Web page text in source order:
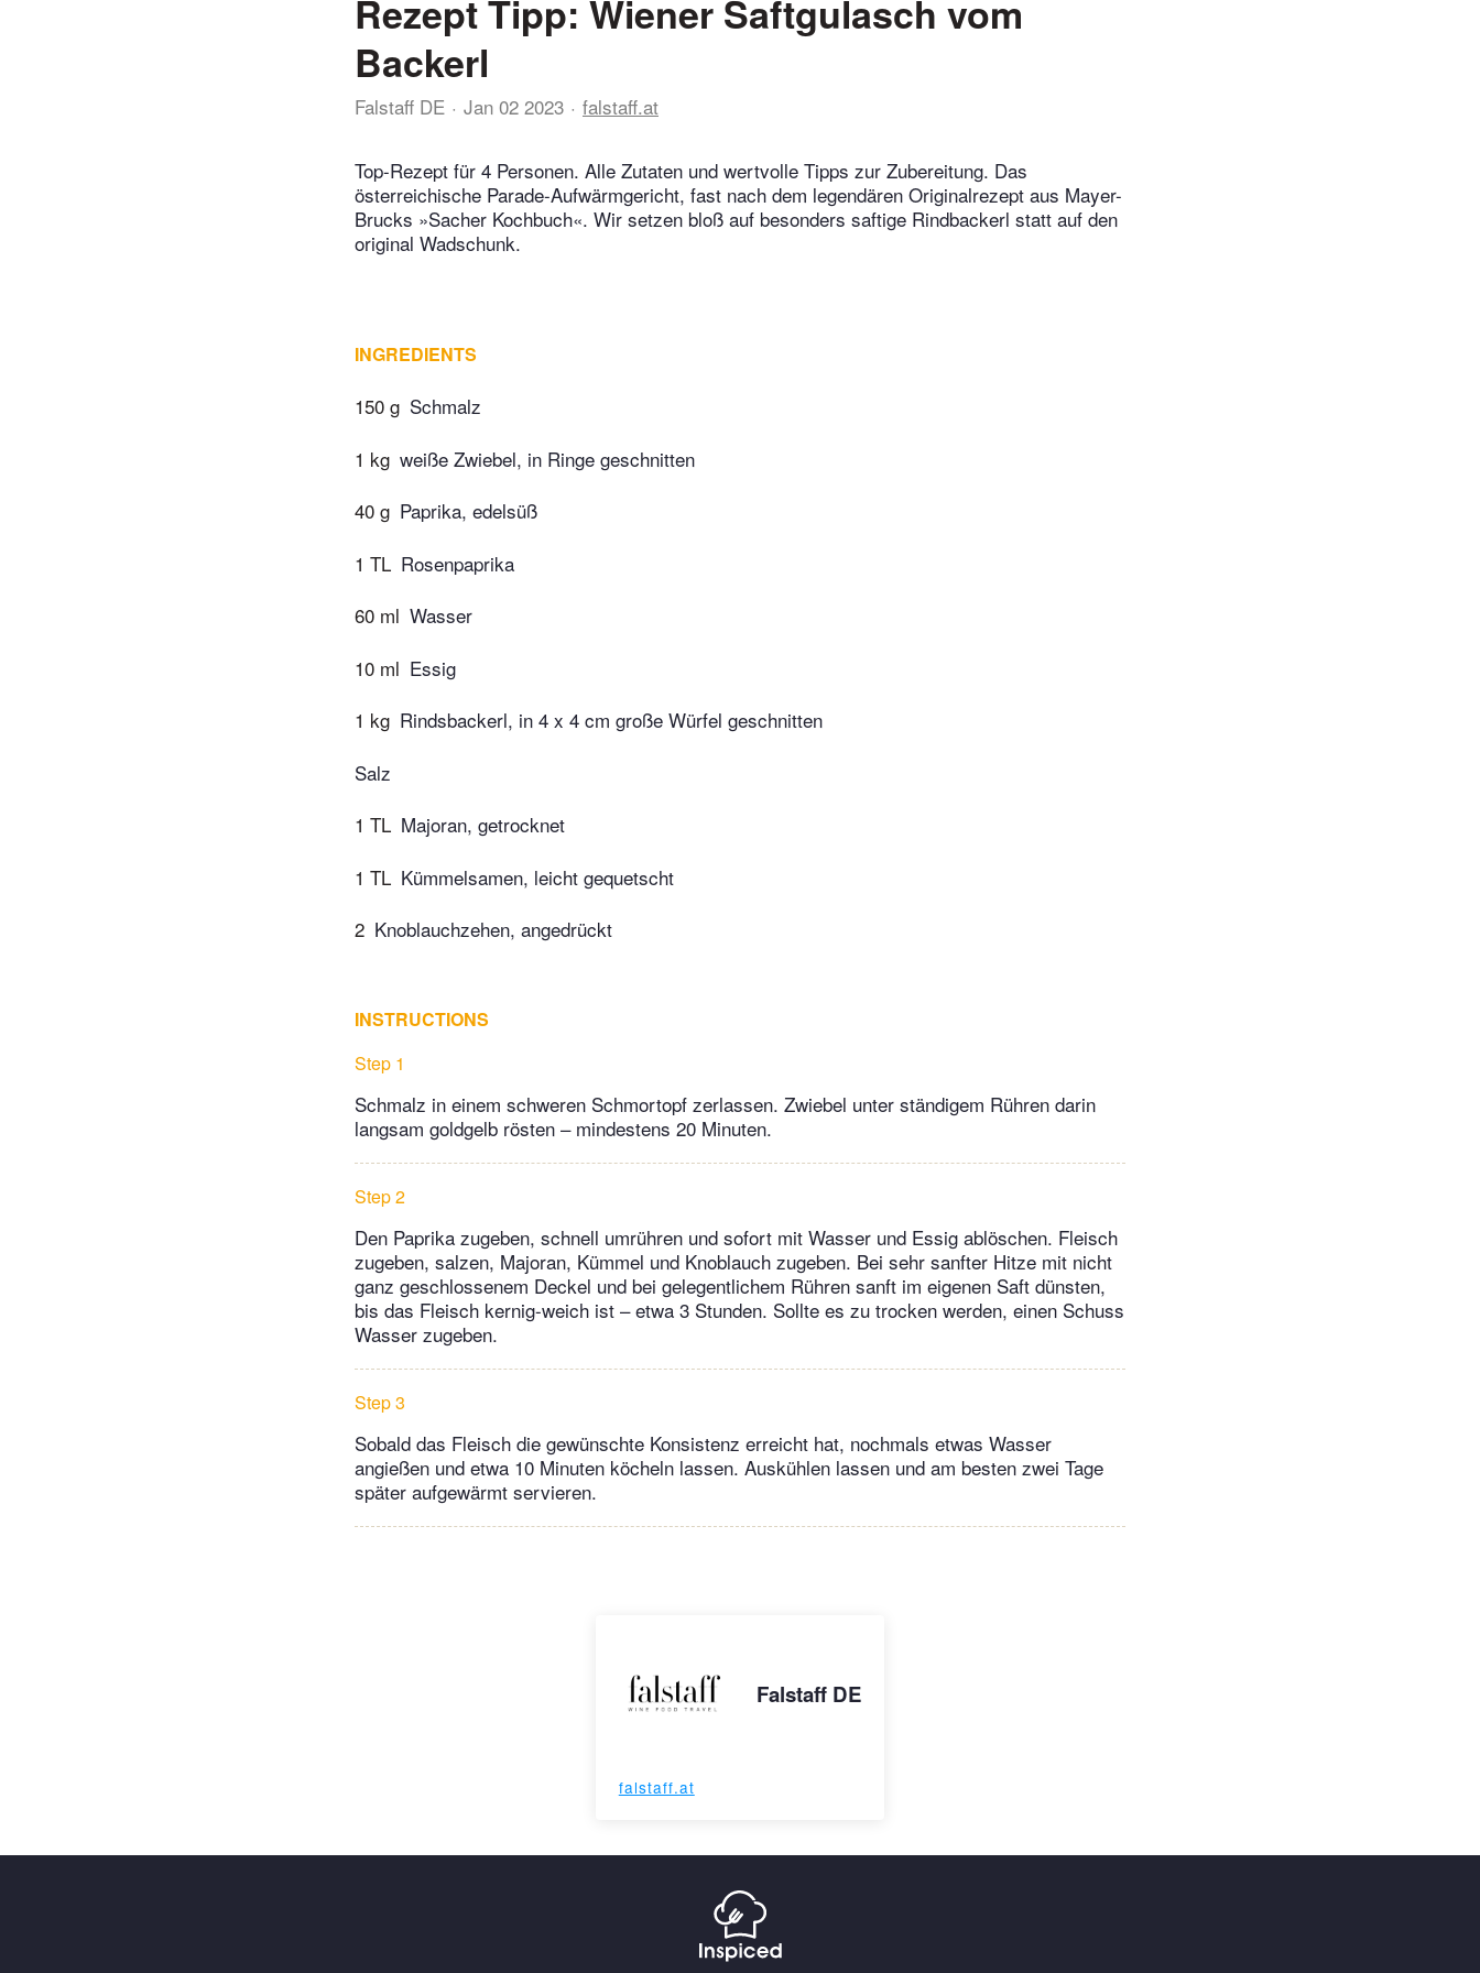
Rezept Tipp: Wiener Saftgulasch vom
Backerl
Falstaff DE Jan 02 2023 falstaff.at
Top-Rezept für 4 Personen. Alle Zutaten und wertvolle Tipps zur Zubereitung. Das
österreichische Parade-Aufwärmgericht, fast nach dem legendären Originalrezept aus Mayer-
Brucks »Sacher Kochbuch«. Wir setzen bloß auf besonders saftige Rindbackerl statt auf den
original Wadschunk.
INGREDIENTS
150 g Schmalz
1 kg weiße Zwiebel, in Ringe geschnitten
40 g Paprika, edelsüß
1 TL Rosenpaprika
60 ml Wasser
10 ml Essig
1 kg Rindsbackerl, in 4 x 4 cm große ­Würfel geschnitten
Salz
1 TL Majoran, getrocknet
1 TL Kümmelsamen, leicht gequetscht
2 Knoblauchzehen, angedrückt
INSTRUCTIONS
Step 1
Schmalz in einem schweren Schmortopf zerlassen. Zwiebel unter ständigem Rühren darin
langsam goldgelb rösten – mindestens 20 Minuten.
Step 2
Den Paprika zugeben, schnell umrühren und sofort mit Wasser und Essig ablöschen. Fleisch
zugeben, salzen, Majoran, Kümmel und Knoblauch zugeben. Bei sehr sanfter Hitze mit nicht
ganz geschlossenem Deckel und bei gelegentlichem Rühren sanft im eigenen Saft dünsten,
bis das Fleisch kernig-weich ist – etwa 3 Stunden. Sollte es zu trocken werden, einen Schuss
Wasser zugeben.
Step 3
Sobald das Fleisch die gewünschte Konsistenz erreicht hat, nochmals etwas Wasser
angießen und etwa 10 Minuten köcheln lassen. Auskühlen lassen und am besten zwei Tage
später aufgewärmt servieren.
Falstaff DE
falstaff.at